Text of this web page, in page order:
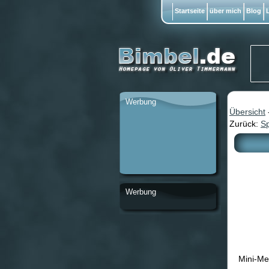
Übersicht
Zurück:
Mini-
Werbung
Werbung
Startseite über mich Blog